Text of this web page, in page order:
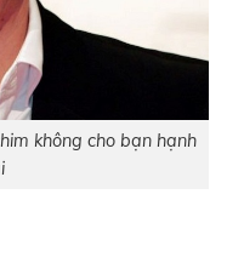
không cho bạn hạnh